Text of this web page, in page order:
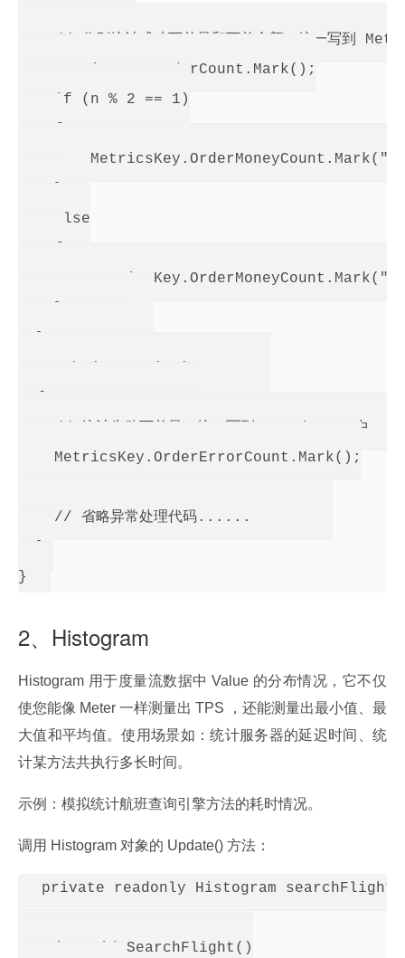
// 分别统计成功下单量和下单金额，
MetricsKey.OrderCount.Mark();
if (n % 2 == 1)
else
// 统计失败下单量，统一写到
MetricsKey.OrderErrorCount.Mark();
// 省略异常处理代码......
2、Histogram
Histogram 用于度量流数据中 Value 的分布情况，它不仅
使您能像 Meter 一样测量出 TPS ，还能测量出最小值、最
大值和平均值。使用场景如：统计服务器的延迟时间、统
计某方法共执行多长时间。
示例：模拟统计航班查询引擎方法的耗时情况。
调用 Histogram 对象的 Update() 方法：
private readonly Histogram
static void SearchFlight()